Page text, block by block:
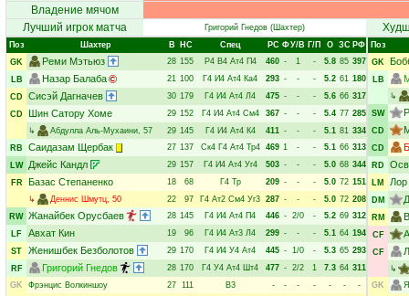
Владение мячом
Лучший игрок матча
Григорий Гнедов (Шахтер)
Поз Шахтер В НC Спец РC ФУ/В Г/П О ЗС РФ
GK
Реми Мэтьюз 28 155 Р4 В4 Ат4 П4 460 - 1 - 5.8 85 397
LB
Назар Балаба 21 100 Г4 И4 Ат4 Ка4 293 - - - 5.2 61 180
CD Сисэй Дагначев 30 179 Г4 И4 Ат4 Л4 475 - - - 5.6 66 317
CD
Шин Сатору Хоме 29 152 Г4 И4 Ат4 См4 367 - - - 5.4 77 285
↳
Абдулла Аль-Мухаини, 57 29 145 Г4 И4 Ат4 К4 411 - - - 5.1 81 334
RB
Саидазам Щербак 27 137 Ск4 Г4 Ат4 Тр4 469 1 - - 5.1 66 313
LW
Джейс Кандл 29 157 Г4 И4 Ат4 Уг4 503 - - - 5.0 68 344
FR
Базас Степаненко 18 68 Г4 Тр 209 - - - 5.0 72 151
↳
Деннис Шмутц, 50 22 97 Г4 Ат2 См4 Уг3 287 - - - 5.0 72 208
RW Жанайбек Орусбаев 28 145 Г4 И4 Ат4 П4 446 - 2/0 - 5.2 69 312
LF
Авхат Кин 19 96 Г4 И4 Ат3 Л4 299 - - - 5.1 64 194
ST
Женишбек Безболотов 29 170 Г4 И4 У4 Ат4 445 - 1/0 - 5.3 65 293
RF
Григорий Гнедов 28 170 Г4 У4 Ат4 Шт4 477 - 2/2 1 7.3 64 311
GK
Фрэнцис Волкиншоу 27 111 В3 - - - - - -
-
Поз
GK
LB
↳
SW
CD
CD
RD
LM Лор
DM
RM
CF
CF
↳
GK